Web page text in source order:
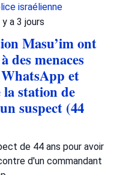
israélienne
y a 3 jours
Masu’im ont
des menaces
et
station de
suspect (44
de 44 ans pour avoir
d'un commandant